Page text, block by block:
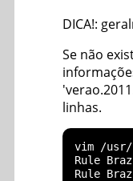
DICA!:
Se não
linhas.
vim /usr/
Rule
Rule